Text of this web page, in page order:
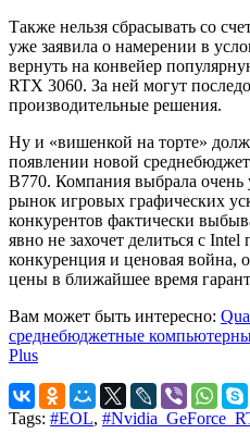
Также нельзя сбрасывать со
уже заявила о намерении в
вернуть на конвейер
RTX 3060. За ней могут
производительные решения.
Ну и «вишенкой на торте»
появлении новой
B770. Компания выбрала
рынок игровых графических
конкурентов фактически
явно не захочет делиться с
конкуренция и ценовая война,
цены в ближайшее время
Вам может быть интересно:
среднебюджетные
Plus
Tags: #EOL,